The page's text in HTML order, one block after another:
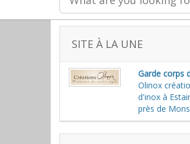
SITE À LA UNE
Garde corps
Olinox
d'inox à
près de